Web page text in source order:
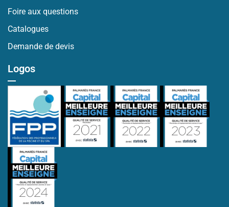
Foire aux questions
Catalogues
Demande de devis
Logos